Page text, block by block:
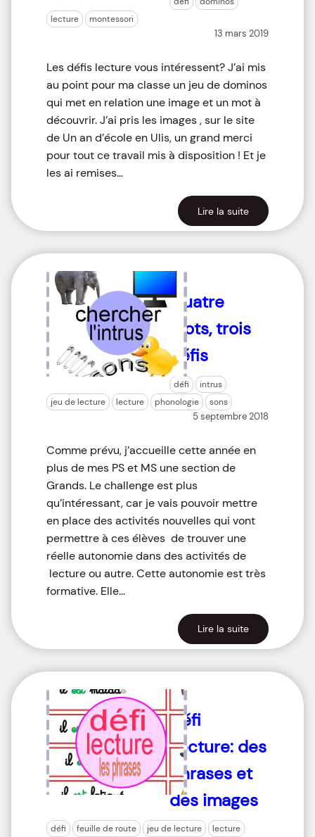
lecture
montessori
13 mars 2019
Les défis lecture vous intéressent? J’ai mis
au point pour ma classe un jeu de dominos
qui met en relation une image et un mot à
découvrir. J’ai pris les images , sur le site
de Un an d’école en Ulis, un grand merci
pour tout ce travail mis à disposition ! Et je
les ai remises…
Lire la suite
Quatre
mots, trois
défis
défi
intrus
jeu de lecture
lecture phonologie sons
5 septembre 2018
Comme prévu, j’accueille cette année en
plus de mes PS et MS une section de
Grands. Le challenge est plus
qu’intéressant, car je vais pouvoir mettre
en place des activités nouvelles qui vont
permettre à ces élèves de trouver une
réelle autonomie dans des activités de
lecture ou autre. Cette autonomie est très
formative. Elle…
Lire la suite
Défi
Lecture: des
phrases et
des images
défi feuille de route jeu de lecture
lecture